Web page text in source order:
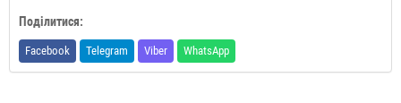
Поділитися:
Facebook Telegram Viber WhatsApp